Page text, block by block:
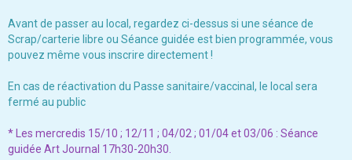
Avant de passer au local, regardez ci-dessus si une séance de
Scrap/carterie libre ou Séance guidée est bien programmée, vous
pouvez même vous inscrire directement !
En cas de réactivation du Passe sanitaire/vaccinal, le local sera
fermé au public
* Les mercredis 15/10 ; 12/11 ; 04/02 ; 01/04 et 03/06 : Séance
guidée Art Journal 17h30-20h30.